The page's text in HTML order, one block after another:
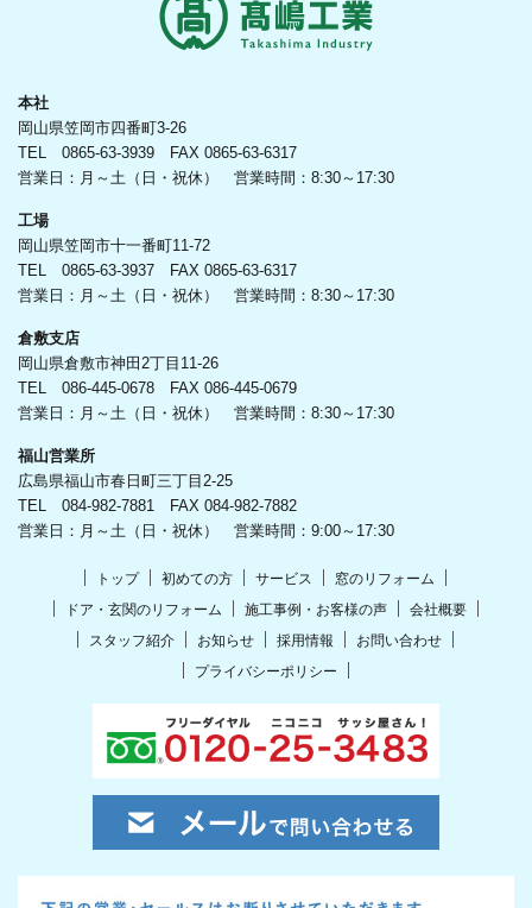
本社
岡山県笠岡市四番町3-26
TEL 0865-63-3939 FAX 0865-63-6317
営業日：月～土（日・祝休） 営業時間：8:30～17:30
工場
岡山県笠岡市十一番町11-72
TEL 0865-63-3937 FAX 0865-63-6317
営業日：月～土（日・祝休） 営業時間：8:30～17:30
倉敷支店
岡山県倉敷市神田2丁目11-26
TEL 086-445-0678 FAX 086-445-0679
営業日：月～土（日・祝休） 営業時間：8:30～17:30
福山営業所
広島県福山市春日町三丁目2-25
TEL 084-982-7881 FAX 084-982-7882
営業日：月～土（日・祝休） 営業時間：9:00～17:30
トップ 初めての方 サービス 窓のリフォーム
ドア・玄関のリフォーム 施工事例・お客様の声 会社概要
スタッフ紹介 お知らせ 採用情報 お問い合わせ
プライバシーポリシー